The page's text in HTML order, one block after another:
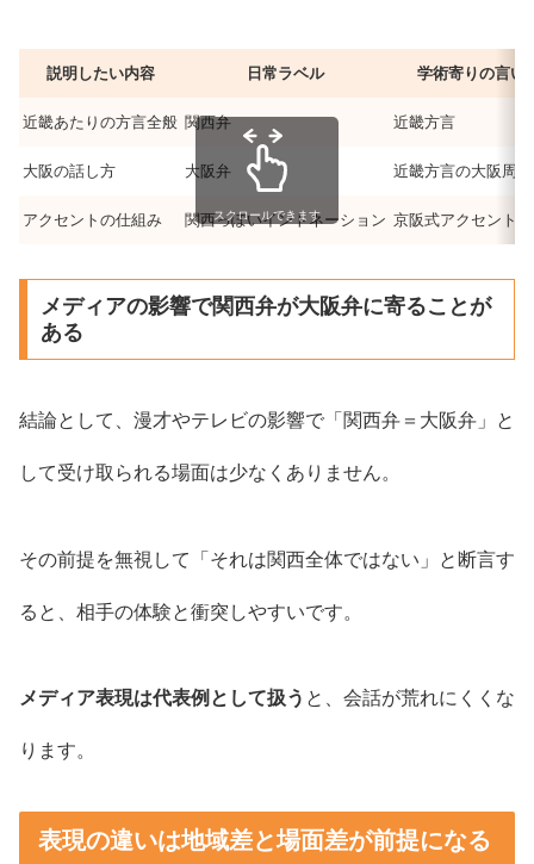
説明したい内容 日常ラベル 学術寄りの言い
近畿あたりの方言全般 関西弁 近畿方言
大阪の話し方 大阪弁 近畿方言の大阪周
アクセントの仕組み 関西っぽいイントネーション 京阪式アクセント
スクロールできます
メディアの影響で関西弁が大阪弁に寄ることが
ある
結論として、漫才やテレビの影響で「関西弁＝大阪弁」と
して受け取られる場面は少なくありません。
その前提を無視して「それは関西全体ではない」と断言す
ると、相手の体験と衝突しやすいです。
メディア表現は代表例として扱う と、会話が荒れにくくな
ります。
表現の違いは地域差と場面差が前提になる